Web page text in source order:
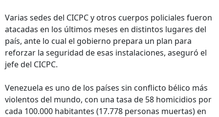
Varias sedes del CICPC y otros cuerpos policiales fueron
atacadas en los últimos meses en distintos lugares del
país, ante lo cual el gobierno prepara un plan para
reforzar la seguridad de esas instalaciones, aseguró el
jefe del CICPC.
Venezuela es uno de los países sin conflicto bélico más
violentos del mundo, con una tasa de 58 homicidios por
cada 100.000 habitantes (17.778 personas muertas) en